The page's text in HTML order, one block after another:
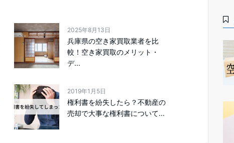
2025年8月13日
兵庫県の空き家買取業者を比
較！空き家買取のメリット・
デ...
2019年1月5日
権利書を紛失したら？不動産の
売却で大事な権利書について...